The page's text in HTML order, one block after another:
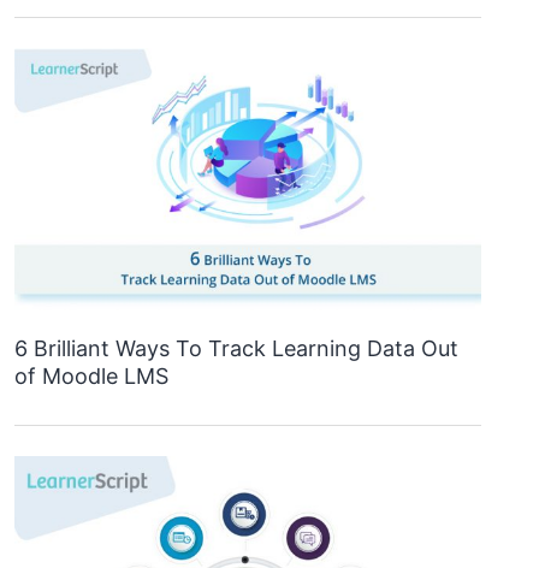
6 Brilliant Ways To Track Learning Data Out
of Moodle LMS